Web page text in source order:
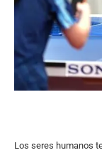
Los seres humanos